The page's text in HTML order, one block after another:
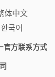
体中文
한국어
官方联系方式